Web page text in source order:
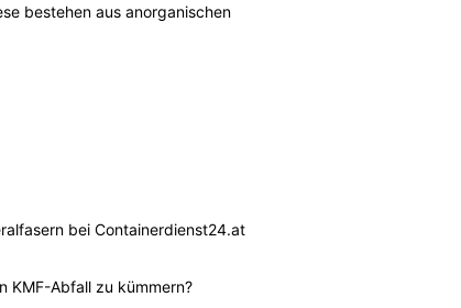
bestehen aus anorganischen
bei Containerdienst24.at
KMF-Abfall zu kümmern?